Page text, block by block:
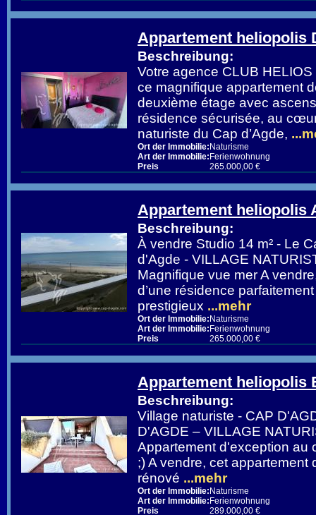
Appartement heliopolis
Beschreibung:
Votre agence CLUB
ce magnifique appartement
deuxième étage avec
résidence sécurisée, au
naturiste du Cap d’Agde,
Ort der Immobilie: Naturisme
Art der Immobilie: Ferienwohnung
Preis
265.000,00 €
Appartement heliopolis
Beschreibung:
À vendre Studio 14 m² - Le
d'Agde - VILLAGE
Magnifique vue mer A
d’une résidence
prestigieux ...mehr
Ort der Immobilie: Naturisme
Art der Immobilie: Ferienwohnung
Preis
265.000,00 €
Appartement heliopolis
Beschreibung:
Village naturiste - CAP
D'AGDE – VILLAGE
Appartement d'exception au
;) A vendre, cet appartement
rénové ...mehr
Ort der Immobilie: Naturisme
Art der Immobilie: Ferienwohnung
Preis
289.000,00 €